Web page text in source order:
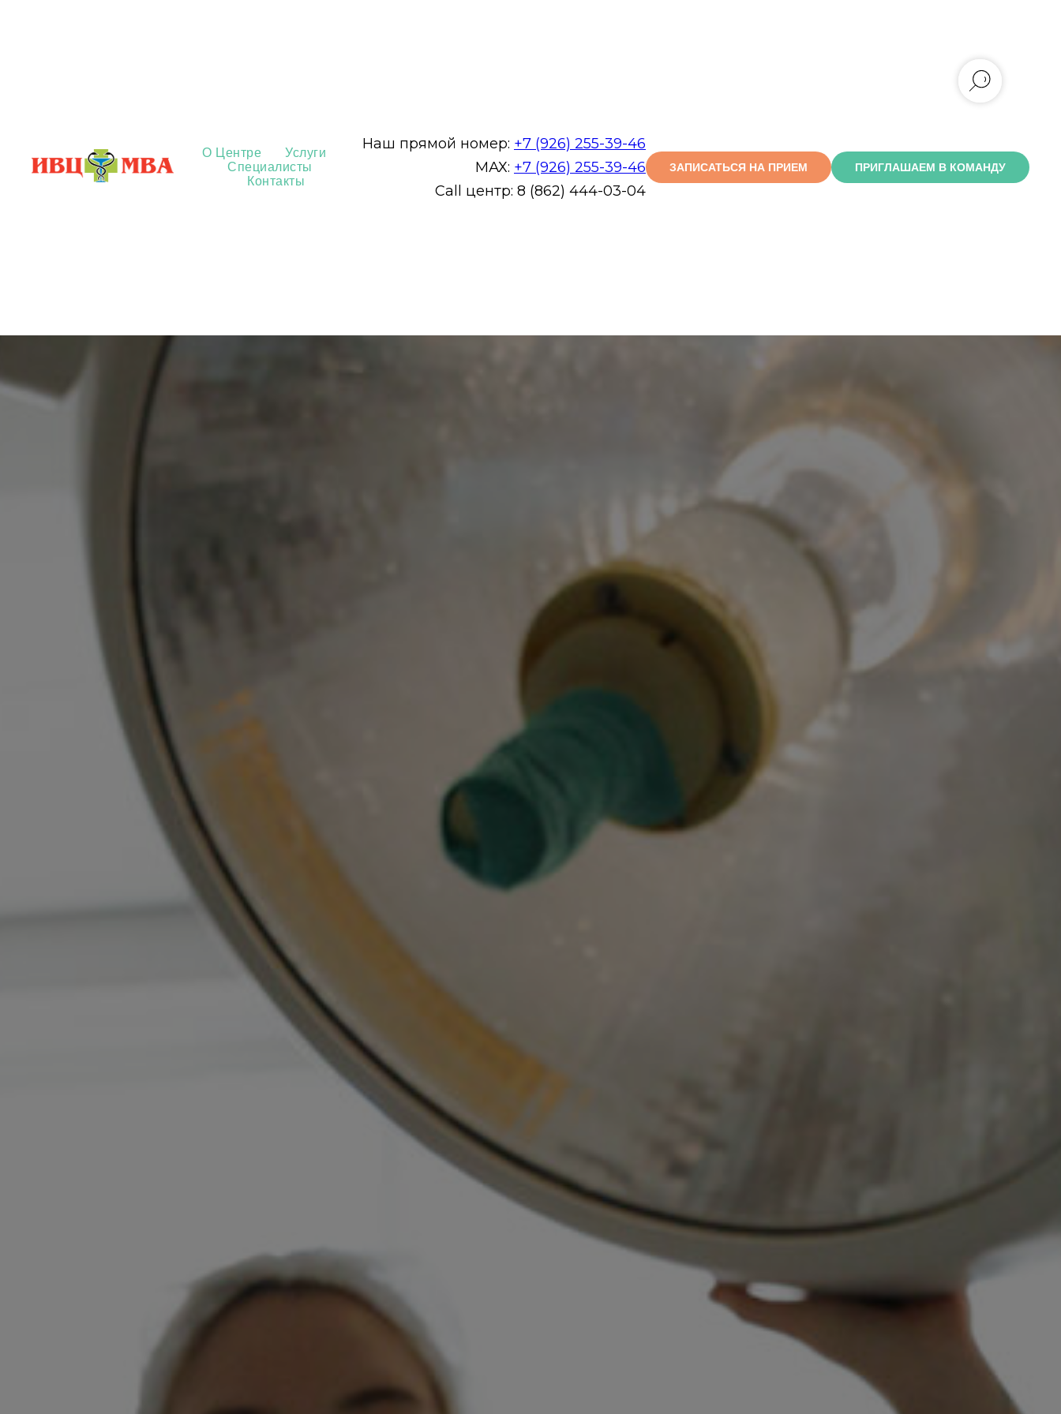
О Центре
Услуги
Специалисты
Контакты
Наш прямой номер: +7 (926) 255-39-46
МАХ: +7 (926) 255-39-46
Call центр: 8 (862) 444-03-04
ЗАПИСАТЬСЯ НА ПРИЕМ ПРИГЛАШАЕМ В КОМАНДУ